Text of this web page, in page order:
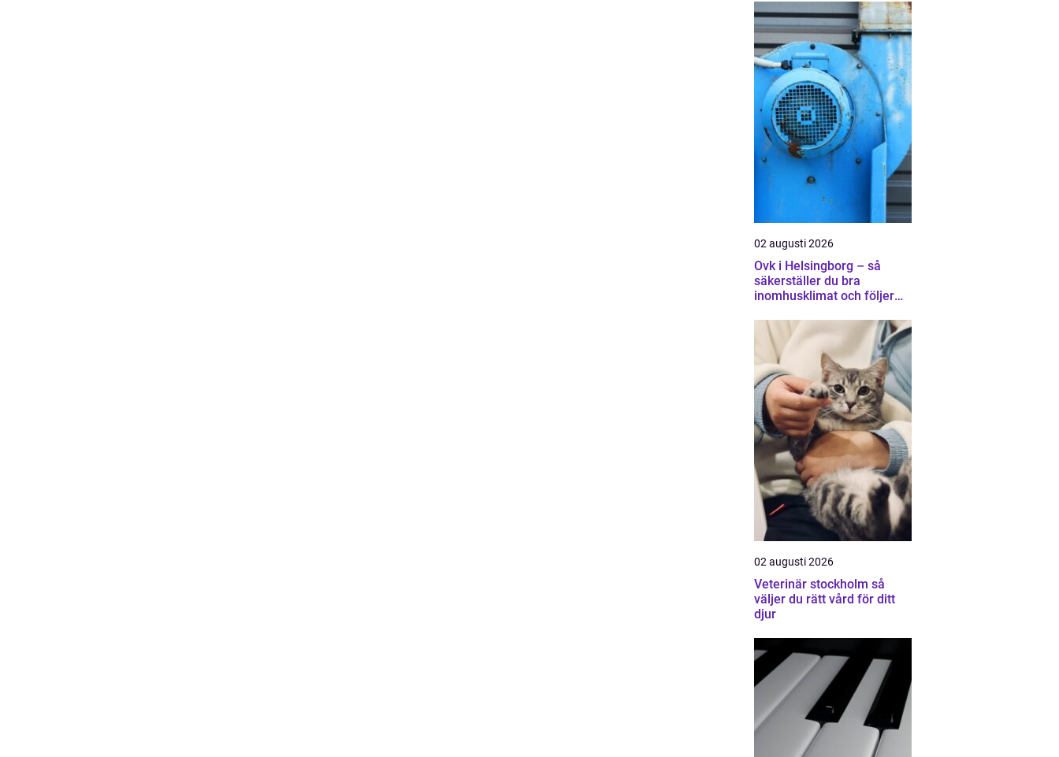
02 augusti 2026
Ovk i Helsingborg – så
säkerställer du bra
inomhusklimat och följer
02 augusti 2026
Veterinär stockholm så
väljer du rätt vård för ditt
djur